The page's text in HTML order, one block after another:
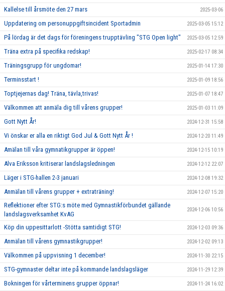
Kallelse till årsmöte den 27 mars 2025-03-06
Uppdatering om personuppgiftsincident Sportadmin 2025-03-05 15:12
På lördag är det dags för föreningens trupptävling "STG Open light" 2025-03-05 12:59
Träna extra på specifika redskap! 2025-02-17 08:34
Träningsgrupp för ungdomar! 2025-01-14 17:30
Terminsstart ! 2025-01-09 18:56
Toptjejernas dag! Träna, tävla,trivas! 2025-01-07 18:47
Välkommen att anmäla dig till vårens grupper! 2025-01-03 11:09
Gott Nytt År! 2024-12-31 15:58
Vi önskar er alla en riktigt God Jul & Gott Nytt År ! 2024-12-20 11:49
Amälan till våra gymnatikgrupper är öppen! 2024-12-15 10:19
Alva Eriksson kritiserar landslagsledningen 2024-12-12 22:07
Läger i STG-hallen 2-3 januari 2024-12-08 19:32
Anmälan till vårens grupper + extraträning! 2024-12-07 15:20
Reflektioner efter STG:s möte med Gymnastikförbundet gällande
landslagsverksamhet KvAG
2024-12-06 10:56
Köp din uppesittarlott -Stötta samtidigt STG! 2024-12-03 09:36
Anmälan till vårens gymnastikgrupper! 2024-12-02 09:13
Välkommen på uppvisning 1 december! 2024-11-30 22:15
STG-gymnaster deltar inte på kommande landslagsläger 2024-11-29 12:39
Bokningen för vårterminens grupper öppnar! 2024-11-24 16:02